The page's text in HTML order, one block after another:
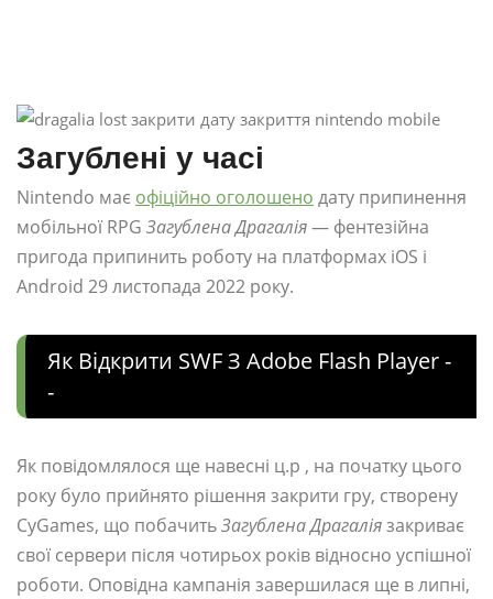
Загублені у часі
Nintendo має офіційно оголошено дату припинення
мобільної RPG Загублена Драгалія— фентезійна
пригода припинить роботу на платформах iOS і
Android 29 листопада 2022 року.
Як Відкрити SWF З Adobe Flash Player -
-
Як повідомлялося ще навесні ц.р , на початку цього
року було прийнято рішення закрити гру, створену
CyGames, що побачитьЗагублена Драгаліязакриває
свої сервери після чотирьох років відносно успішної
роботи. Оповідна кампанія завершилася ще в липні,